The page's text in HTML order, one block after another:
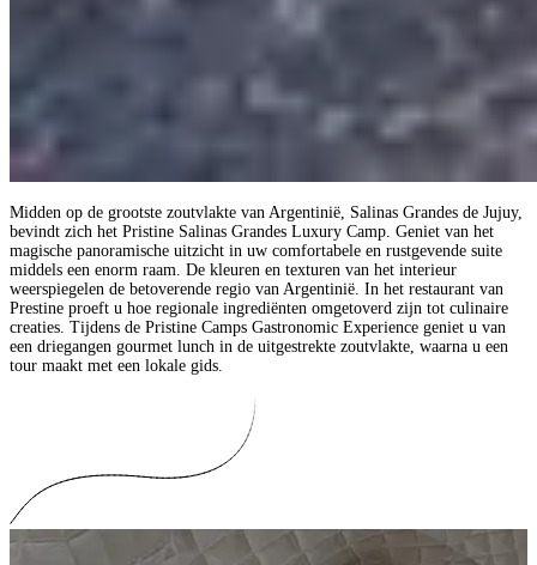
Midden op de grootste zoutvlakte van Argentinië, Salinas Grandes de Jujuy,
bevindt zich het Pristine Salinas Grandes Luxury Camp. Geniet van het
magische panoramische uitzicht in uw comfortabele en rustgevende suite
middels een enorm raam. De kleuren en texturen van het interieur
weerspiegelen de betoverende regio van Argentinië. In het restaurant van
Prestine proeft u hoe regionale ingrediënten omgetoverd zijn tot culinaire
creaties. Tijdens de Pristine Camps Gastronomic Experience geniet u van
een driegangen gourmet lunch in de uitgestrekte zoutvlakte, waarna u een
tour maakt met een lokale gids.